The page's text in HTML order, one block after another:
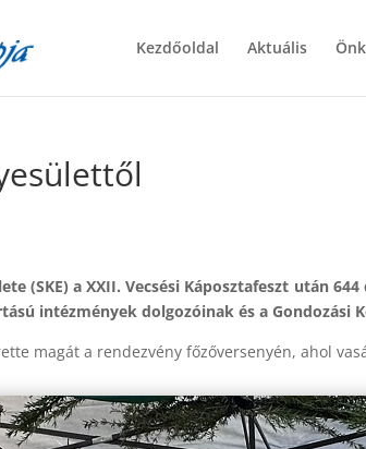
Kezdőoldal Aktuális
(SKE) a XXII. Vecsési Káposztafeszt után
intézmények dolgozóinak és a
magát a rendezvény főzőversenyén, ahol